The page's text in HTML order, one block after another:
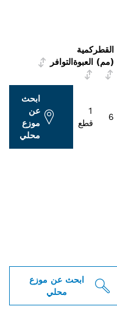
القطر
(مم)
كمية
العبوةالتوافر
6
1
قطع
ابحث
عن
موزع
محلي
ابحث عن موزع
محلي